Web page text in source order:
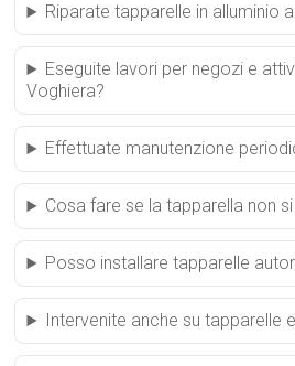
Riparate tapparelle in alluminio
Eseguite lavori per negozi e
Voghiera?
Effettuate manutenzione
Cosa fare se la tapparella non
Posso installare tapparelle
Intervenite anche su tapparelle